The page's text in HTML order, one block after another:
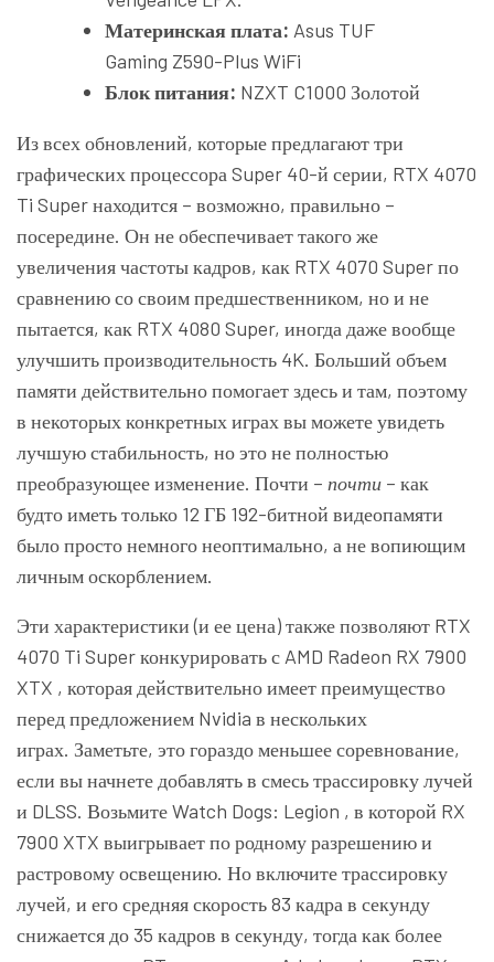
Материнская плата: Asus TUF
Gaming Z590-Plus WiFi
Блок питания: NZXT C1000 Золотой
Из всех обновлений, которые предлагают три
графических процессора Super 40-й серии, RTX 4070
Ti Super находится – возможно, правильно –
посередине. Он не обеспечивает такого же
увеличения частоты кадров, как RTX 4070 Super по
сравнению со своим предшественником, но и не
пытается, как RTX 4080 Super, иногда даже вообще
улучшить производительность 4K. Больший объем
памяти действительно помогает здесь и там, поэтому
в некоторых конкретных играх вы можете увидеть
лучшую стабильность, но это не полностью
преобразующее изменение. Почти – почти – как
будто иметь только 12 ГБ 192-битной видеопамяти
было просто немного неоптимально, а не вопиющим
личным оскорблением.
Эти характеристики (и ее цена) также позволяют RTX
4070 Ti Super конкурировать с AMD Radeon RX 7900
XTX , которая действительно имеет преимущество
перед предложением Nvidia в нескольких
играх. Заметьте, это гораздо меньшее соревнование,
если вы начнете добавлять в смесь трассировку лучей
и DLSS. ВозьмитеWatch Dogs: Legion , в которой RX
7900 XTX выигрывает по родному разрешению и
растровому освещению. Но включите трассировку
лучей, и его средняя скорость 83 кадра в секунду
снижается до 35 кадров в секунду, тогда как более